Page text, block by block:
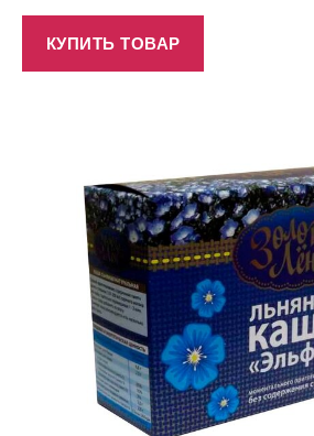
КУПИТЬ ТОВАР